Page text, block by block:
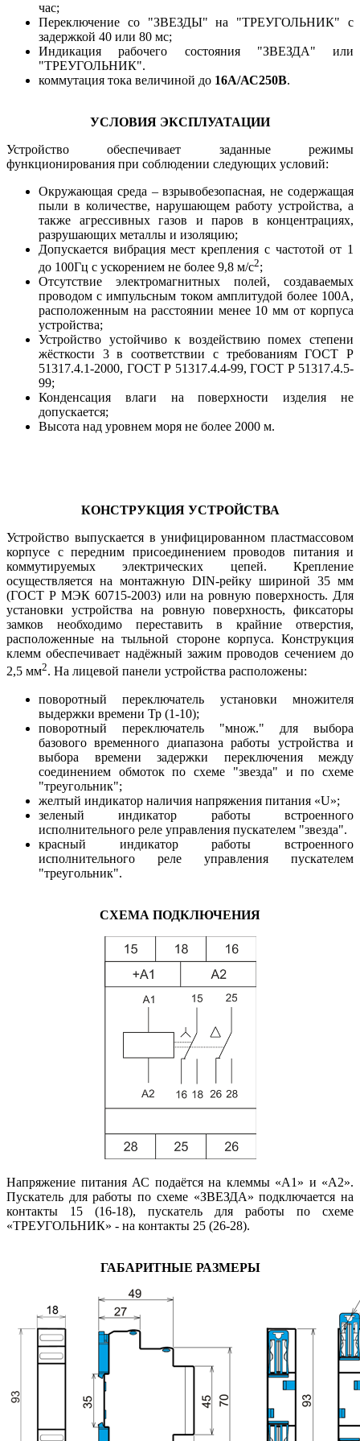
час;
Переключение со "ЗВЕЗДЫ" на "ТРЕУГОЛЬНИК" с
задержкой 40 или 80 мс;
Индикация рабочего состояния "ЗВЕЗДА" или
"ТРЕУГОЛЬНИК".
коммутация тока величиной до 16А/АС250В.
УСЛОВИЯ ЭКСПЛУАТАЦИИ
Устройство обеспечивает заданные режимы
функционирования при соблюдении следующих условий:
Окружающая среда – взрывобезопасная, не содержащая
пыли в количестве, нарушающем работу устройства, а
также агрессивных газов и паров в концентрациях,
разрушающих металлы и изоляцию;
Допускается вибрация мест крепления с частотой от 1
до 100Гц с ускорением не более 9,8 м/с2;
Отсутствие электромагнитных полей, создаваемых
проводом с импульсным током амплитудой более 100А,
расположенным на расстоянии менее 10 мм от корпуса
устройства;
Устройство устойчиво к воздействию помех степени
жёсткости 3 в соответствии с требованиям ГОСТ Р
51317.4.1-2000, ГОСТ Р 51317.4.4-99, ГОСТ Р 51317.4.5-
99;
Конденсация влаги на поверхности изделия не
допускается;
Высота над уровнем моря не более 2000 м.
КОНСТРУКЦИЯ УСТРОЙСТВА
Устройство выпускается в унифицированном пластмассовом
корпусе с передним присоединением проводов питания и
коммутируемых электрических цепей. Крепление
осуществляется на монтажную DIN-рейку шириной 35 мм
(ГОСТ Р МЭК 60715-2003) или на ровную поверхность. Для
установки устройства на ровную поверхность, фиксаторы
замков необходимо переставить в крайние отверстия,
расположенные на тыльной стороне корпуса. Конструкция
клемм обеспечивает надёжный зажим проводов сечением до
2,5 мм2. На лицевой панели устройства расположены:
поворотный переключатель установки множителя
выдержки времени Тр (1-10);
поворотный переключатель "множ." для выбора
базового временного диапазона работы устройства и
выбора времени задержки переключения между
соединением обмоток по схеме "звезда" и по схеме
"треугольник";
желтый индикатор наличия напряжения питания «U»;
зеленый индикатор работы встроенного
исполнительного реле управления пускателем "звезда".
красный индикатор работы встроенного
исполнительного реле управления пускателем
"треугольник".
СХЕМА ПОДКЛЮЧЕНИЯ
Напряжение питания АС подаётся на клеммы «А1» и «А2».
Пускатель для работы по схеме «ЗВЕЗДА» подключается на
контакты 15 (16-18), пускатель для работы по схеме
«ТРЕУГОЛЬНИК» - на контакты 25 (26-28).
ГАБАРИТНЫЕ РАЗМЕРЫ